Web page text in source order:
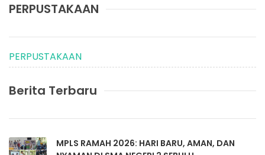
PERPUSTAKAAN
PERPUSTAKAAN
Berita Terbaru
MPLS RAMAH 2026: HARI BARU, AMAN, DAN